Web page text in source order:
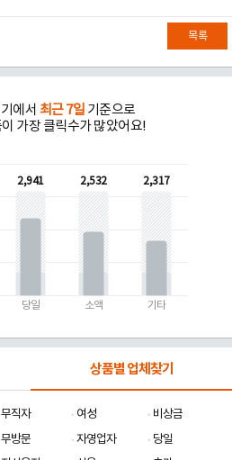
목록
에서 최근 7일 기준으로
가장 클릭수가 많았어요!
2,941
당일
2,532
소액
2,317
기타
상품별 업체찾기
무직자 여성
비상금
무방문 자영업자
당일